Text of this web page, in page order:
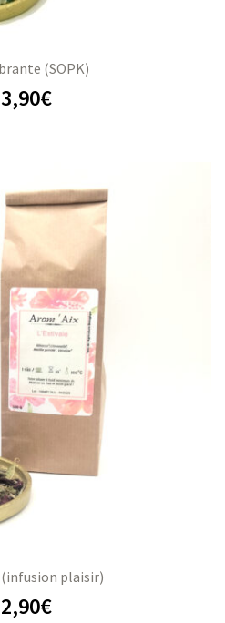
(SOPK)
€
(infusion plaisir)
€